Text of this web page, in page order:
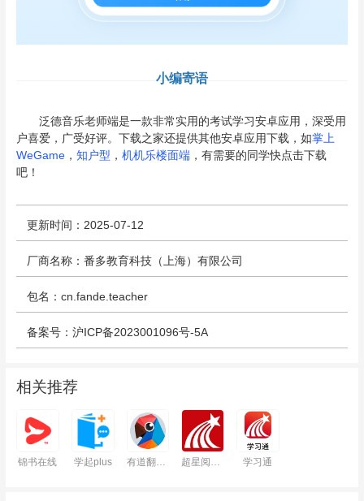
小编寄语
泛德音乐老师端是一款非常实用的考试学习安卓应用，深受用
户喜爱，广受好评。下载之家还提供其他安卓应用下载，如掌上
WeGame， 知户型 ， 机机乐楼面端，有需要的同学快点击下载
吧！
更新时间：2025-07-12
厂商名称：番多教育科技（上海）有限公司
包名：cn.fande.teacher
备案号：沪ICP备2023001096号-5A
相关推荐
锦书在线 学起plus 有道翻译官 超星阅读器 学习通